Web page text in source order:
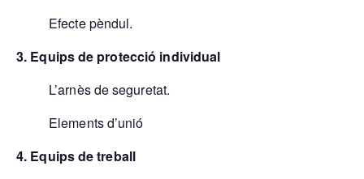
Efecte pèndul.
3. Equips de protecció individual
L’arnès de seguretat.
Elements d’unió
4. Equips de treball